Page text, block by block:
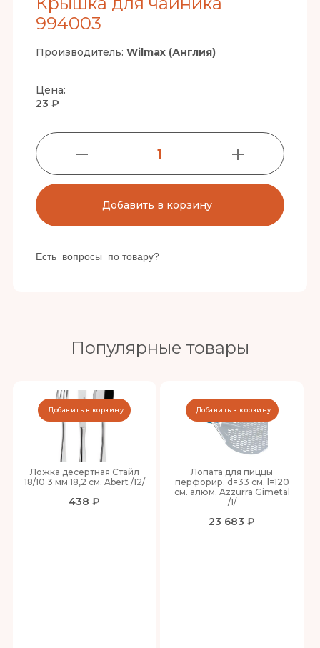
994003
Производитель: Wilmax (Англия)
Цена:
23 ₽
1
Добавить в корзину
Есть вопросы по товару?
Популярные товары
Ложка десертная Стайл
18/10 3 мм 18,2 см. Abert /12/
438 ₽
Добавить в корзину
Лопата для пиццы
перфорир. d=33 см. l=120
см. алюм. Azzurra Gimetal
/1/
23 683 ₽
Добавить в корзину